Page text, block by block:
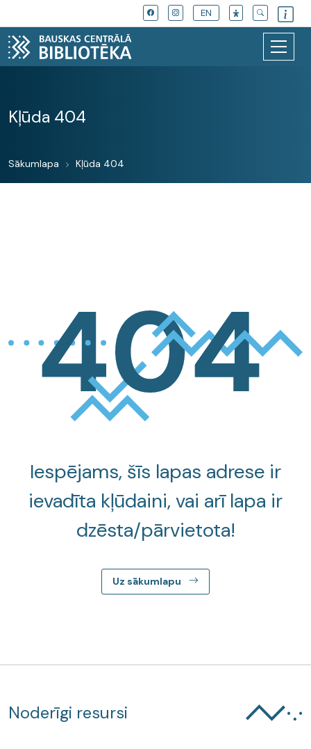
EN
Kļūda 404
Sākumlapa Kļūda 404
Iespējams, šīs lapas adrese ir
ievadīta kļūdaini, vai arī lapa ir
dzēsta/pārvietota!
Uz sākumlapu
Noderīgi resursi